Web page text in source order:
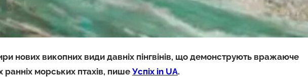
нових викопних види давніх пінгвінів, що демонструють вражаюче
ранніх морських птахів, пише Успіх in UA.